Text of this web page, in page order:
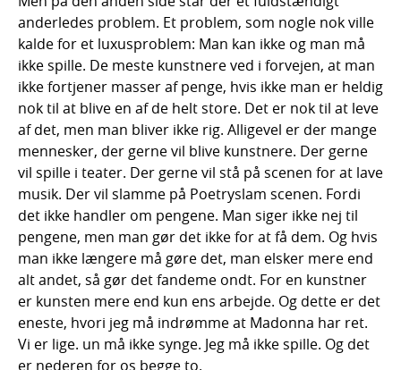
anderledes problem. Et problem, som nogle nok ville
kalde for et luxusproblem: Man kan ikke og man må
ikke spille. De meste kunstnere ved i forvejen, at man
ikke fortjener masser af penge, hvis ikke man er heldig
nok til at blive en af de helt store. Det er nok til at leve
af det, men man bliver ikke rig. Alligevel er der mange
mennesker, der gerne vil blive kunstnere. Der gerne
vil spille i teater. Der gerne vil stå på scenen for at lave
musik. Der vil slamme på Poetryslam scenen. Fordi
det ikke handler om pengene. Man siger ikke nej til
pengene, men man gør det ikke for at få dem. Og hvis
man ikke længere må gøre det, man elsker mere end
alt andet, så gør det fandeme ondt. For en kunstner
er kunsten mere end kun ens arbejde. Og dette er det
eneste, hvori jeg må indrømme at Madonna har ret.
Vi er lige. un må ikke synge. Jeg må ikke spille. Og det
er nederen for os begge to.